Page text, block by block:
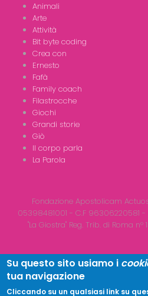
Animali
Arte
Attività
Bit byte coding
Crea con
Ernesto
Fafà
Family coach
Filastrocche
Giochi
Grandi storie
Giò
Il corpo parla
La Parola
Fondazione Apostolicam
05398481001 - C.F 96306220581
"La Giostra" Reg. Trib. di Roma n°
Copyright © 2026LA GIOSTRA
Su questo sito usiamo i
tua navigazione
Cliccando su un qualsiasi link su